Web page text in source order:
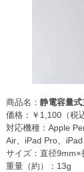
商品名： 静電容量
価格：￥1,100（税
対応機種：Apple
Air、iPad Pro、
サイズ：直径9mm×
重量（約）：13g